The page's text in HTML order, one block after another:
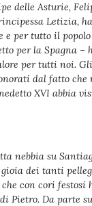
delle Asturie,
Letizia,
e per tutto il
per la Spagna
per tutti noi.
dal fatto
XVI abbia
nebbia su
dei tanti
con cori festosi
Pietro. Da parte